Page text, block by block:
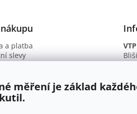
měření je základ
a platba
slevy
ochrany osobních údajů
B.